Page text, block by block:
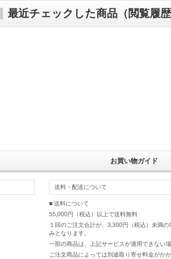
最近チェックした商品（閲覧履歴
お買い物ガイド
送料・配送について
■ 送料について
55,000円（税込）以上で送料無料
１回のご注文合計が、3,300円（税込）未満
みとなります。
一部の商品は、上記サービスが適用できない
ご注文商品によっては別途取り寄せ料金がか